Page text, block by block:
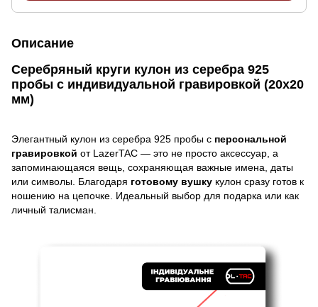
Описание
Серебряный круги кулон из серебра 925
пробы с индивидуальной гравировкой (20х20
мм)
Элегантный кулон из серебра 925 пробы с персональной
гравировкой от LazerTAC — это не просто аксессуар, а
запоминающаяся вещь, сохраняющая важные имена, даты
или символы. Благодаря готовому вушку кулон сразу готов к
ношению на цепочке. Идеальный выбор для подарка или как
личный талисман.